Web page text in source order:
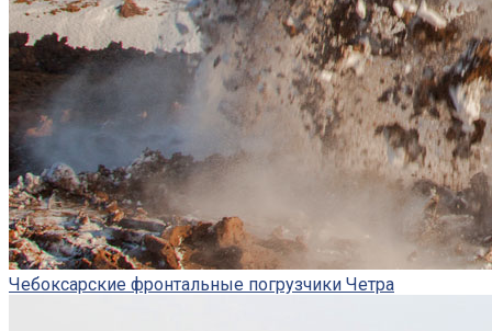
Чебоксарские фронтальные погрузчики Четра